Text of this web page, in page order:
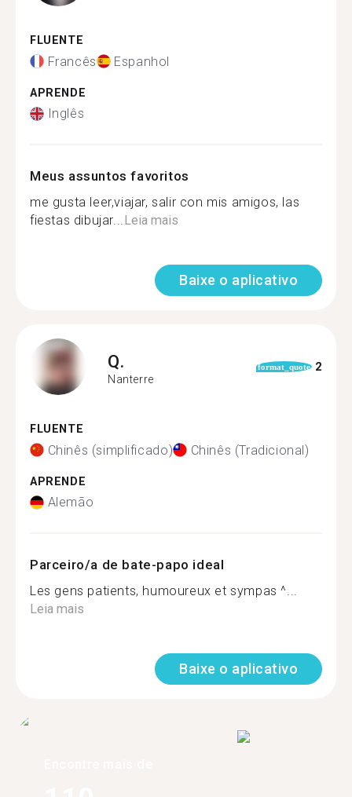
FLUENTE
Francês Espanhol
APRENDE
Inglês
Meus assuntos favoritos
me gusta leer,viajar, salir con mis amigos, las
fiestas dibujar...Leia mais
Baixe o aplicativo
Q.
Nanterre
format_quote 2
FLUENTE
Chinês (simplificado) Chinês (Tradicional)
APRENDE
Alemão
Parceiro/a de bate-papo ideal
Les gens patients, humoureux et sympas ^...
Leia mais
Baixe o aplicativo